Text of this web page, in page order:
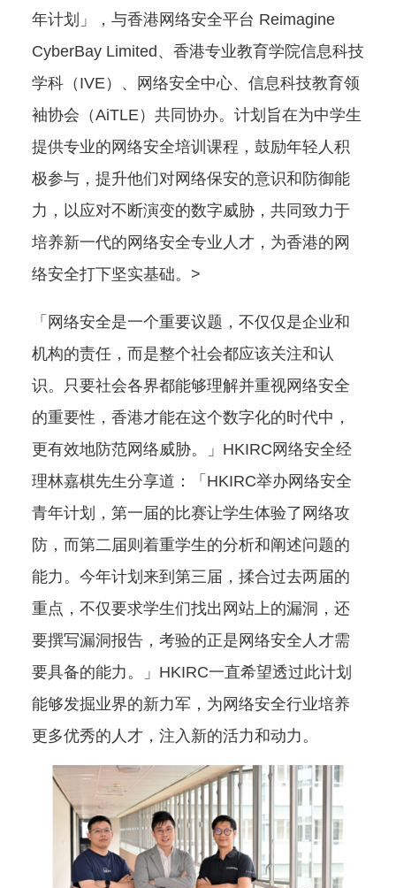
年计划」，与香港网络安全平台 Reimagine
CyberBay Limited、香港专业教育学院信息科技
学科（IVE）、网络安全中心、信息科技教育领
袖协会（AiTLE）共同协办。计划旨在为中学生
提供专业的网络安全培训课程，鼓励年轻人积
极参与，提升他们对网络保安的意识和防御能
力，以应对不断演变的数字威胁，共同致力于
培养新一代的网络安全专业人才，为香港的网
络安全打下坚实基础。>
「网络安全是一个重要议题，不仅仅是企业和
机构的责任，而是整个社会都应该关注和认
识。只要社会各界都能够理解并重视网络安全
的重要性，香港才能在这个数字化的时代中，
更有效地防范网络威胁。」HKIRC网络安全经
理林嘉棋先生分享道：「HKIRC举办网络安全
青年计划，第一届的比赛让学生体验了网络攻
防，而第二届则着重学生的分析和阐述问题的
能力。今年计划来到第三届，揉合过去两届的
重点，不仅要求学生们找出网站上的漏洞，还
要撰写漏洞报告，考验的正是网络安全人才需
要具备的能力。」HKIRC一直希望透过此计划
能够发掘业界的新力军，为网络安全行业培养
更多优秀的人才，注入新的活力和动力。